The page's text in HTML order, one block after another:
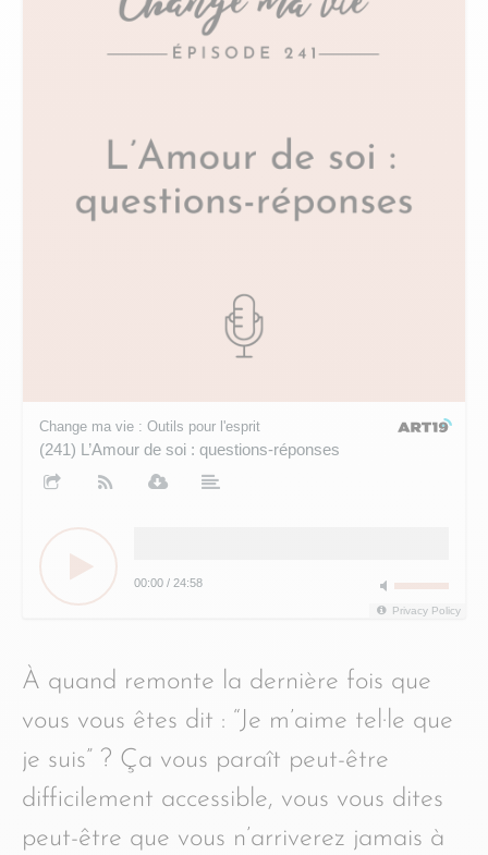
Change ma vie : Outils pour l'esprit
(241) L’Amour de soi : questions-réponses
00:00 / 24:58
Privacy Policy
À quand remonte la dernière fois que
vous vous êtes dit : “Je m’aime tel·le que
je suis” ? Ça vous paraît peut-être
difficilement accessible, vous vous dites
peut-être que vous n’arriverez jamais à